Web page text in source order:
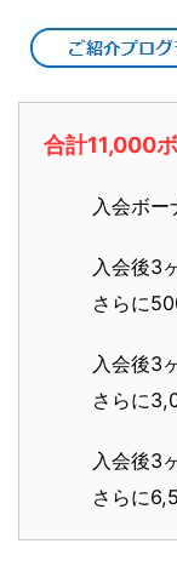
合計11,000
入会ボ
入会後3
さらに
入会後3
さらに
入会後3
さらに